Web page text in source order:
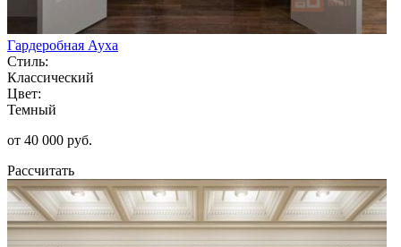
Гардеробная Ауха
Стиль:
Классический
Цвет:
Темный
от 40 000 руб.
Рассчитать